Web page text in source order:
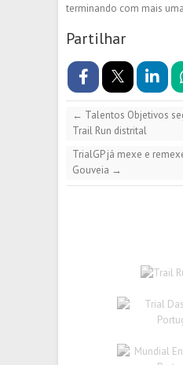
terminando com mais
Partilhar
← Talentos Objetivos
Trail Run distrital
TrialGP já mexe e
Gouveia →